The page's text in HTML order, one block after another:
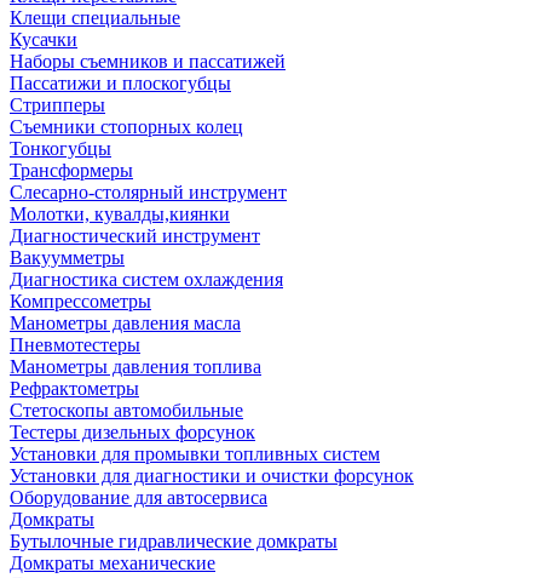
Клещи специальные
Кусачки
Наборы съемников и пассатижей
Пассатижи и плоскогубцы
Стрипперы
Съемники стопорных колец
Тонкогубцы
Трансформеры
Слесарно-столярный инструмент
Молотки, кувалды,киянки
Диагностический инструмент
Вакуумметры
Диагностика систем охлаждения
Компрессометры
Манометры давления масла
Пневмотестеры
Манометры давления топлива
Рефрактометры
Стетоскопы автомобильные
Тестеры дизельных форсунок
Установки для промывки топливных систем
Установки для диагностики и очистки форсунок
Оборудование для автосервиса
Домкраты
Бутылочные гидравлические домкраты
Домкраты механические